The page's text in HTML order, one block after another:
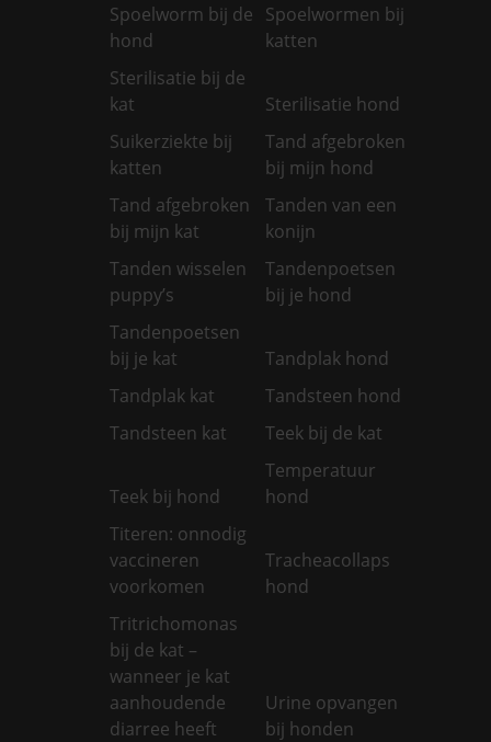
Spoelworm bij de
hond
Spoelwormen bij
katten
Sterilisatie bij de
kat
Sterilisatie hond
Suikerziekte bij
katten
Tand afgebroken
bij mijn hond
Tand afgebroken
bij mijn kat
Tanden van een
konijn
Tanden wisselen
puppy’s
Tandenpoetsen
bij je hond
Tandenpoetsen
bij je kat
Tandplak hond
Tandplak kat
Tandsteen hond
Tandsteen kat
Teek bij de kat
Teek bij hond
Temperatuur
hond
Titeren: onnodig
vaccineren
voorkomen
Tracheacollaps
hond
Tritrichomonas
bij de kat –
wanneer je kat
aanhoudende
diarree heeft
Urine opvangen
bij honden